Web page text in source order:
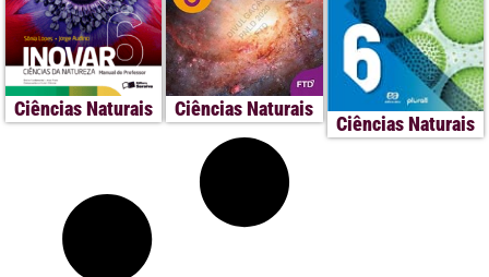
Ciências Naturais Ciências Naturais
Ciências Naturais